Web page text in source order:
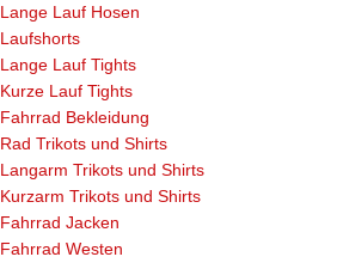
Lange Lauf Hosen
Laufshorts
Lange Lauf Tights
Kurze Lauf Tights
Fahrrad Bekleidung
Rad Trikots und Shirts
Langarm Trikots und Shirts
Kurzarm Trikots und Shirts
Fahrrad Jacken
Fahrrad Westen